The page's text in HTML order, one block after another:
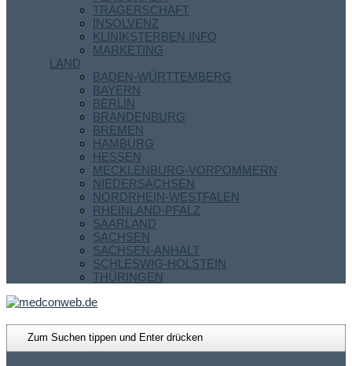
TRÄGERSCHAFT
INSOLVENZ
KLINIKSTERBEN.INFO
MARKETING
LAND
BADEN-WÜRTTEMBERG
BAYERN
BERLIN
BRANDENBURG
BREMEN
HAMBURG
HESSEN
MECKLENBURG-VORPOMMERN
NIEDERSACHSEN
NORDRHEIN-WESTFALEN
RHEINLAND-PFALZ
SAARLAND
SACHSEN
SACHSEN-ANHALT
SCHLESWIG-HOLSTEIN
THÜRINGEN